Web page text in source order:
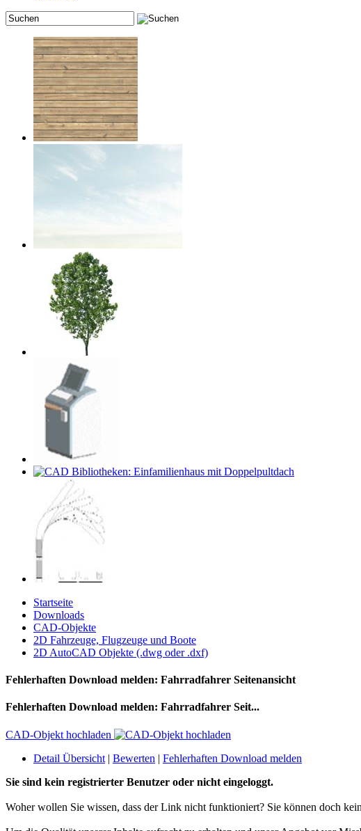
Startseite
Downloads
CAD-Objekte
2D Fahrzeuge, Flugzeuge und Boote
2D AutoCAD Objekte (.dwg oder .dxf)
Fehlerhaften Download melden: Fahrradfahrer Seitenansicht
Fehlerhaften Download melden: Fahrradfahrer Seit...
CAD-Objekt hochladen
Detail Übersicht | Bewerten | Fehlerhaften Download melden
Sie sind kein registrierter Benutzer oder nicht eingeloggt.
Woher wollen Sie wissen, dass der Link nicht funktioniert? Sie können doch